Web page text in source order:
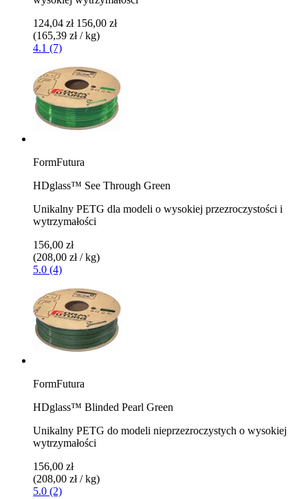
124,04 zł 156,00 zł
(165,39 zł / kg)
4.1 (7)
FormFutura
HDglass™ See Through Green
Unikalny PETG dla modeli o wysokiej przezroczystości i
wytrzymałości
156,00 zł
(208,00 zł / kg)
5.0 (4)
FormFutura
HDglass™ Blinded Pearl Green
Unikalny PETG do modeli nieprzezroczystych o wysokiej
wytrzymałości
156,00 zł
(208,00 zł / kg)
5.0 (2)